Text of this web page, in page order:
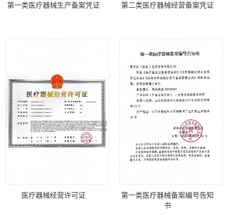
第一类医疗器械生产备案凭证 第二类医疗器械经营备案凭证
医疗器械经营许可证
第一类医疗器械备案编号告知
书